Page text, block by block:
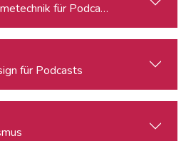
für Podcasts
für Podcasts